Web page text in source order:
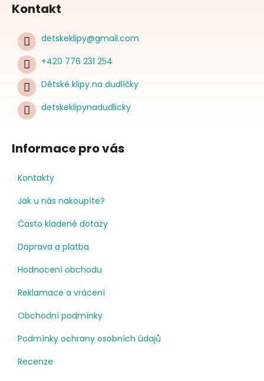
Kontakt
detskeklipy@gmail.com
+420 776 231 254
Dětské klipy na dudlíčky
detskeklipynadudlicky
Informace pro vás
Kontakty
Jak u nás nakoupíte?
Často kladené dotazy
Doprava a platba
Hodnocení obchodu
Reklamace a vrácení
Obchodní podmínky
Podmínky ochrany osobních údajů
Recenze